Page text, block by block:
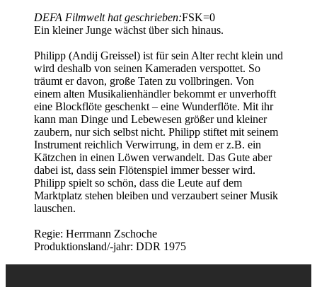
DEFA Filmwelt hat geschrieben:FSK=0
Ein kleiner Junge wächst über sich hinaus.
Philipp (Andij Greissel) ist für sein Alter recht klein und
wird deshalb von seinen Kameraden verspottet. So
träumt er davon, große Taten zu vollbringen. Von
einem alten Musikalienhändler bekommt er unverhofft
eine Blockflöte geschenkt – eine Wunderflöte. Mit ihr
kann man Dinge und Lebewesen größer und kleiner
zaubern, nur sich selbst nicht. Philipp stiftet mit seinem
Instrument reichlich Verwirrung, in dem er z.B. ein
Kätzchen in einen Löwen verwandelt. Das Gute aber
dabei ist, dass sein Flötenspiel immer besser wird.
Philipp spielt so schön, dass die Leute auf dem
Marktplatz stehen bleiben und verzaubert seiner Musik
lauschen.
Regie: Herrmann Zschoche
Produktionsland/-jahr: DDR 1975